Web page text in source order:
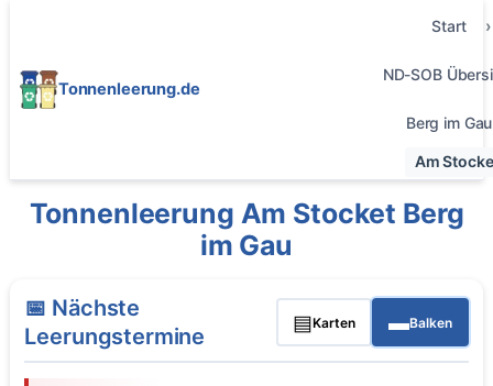
Tonnenleerung.de
Start
ND-SOB
Berg im Gau
Am
Tonnenleerung Am Stocket Berg
im Gau
📅 Nächste
Leerungstermine
▤Karten ▬Balken